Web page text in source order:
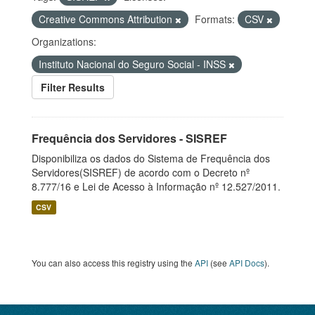
Creative Commons Attribution
Formats:
CSV
Organizations:
Instituto Nacional do Seguro Social - INSS
Filter Results
Frequência dos Servidores - SISREF
Disponibiliza os dados do Sistema de Frequência dos
Servidores(SISREF) de acordo com o Decreto nº
8.777/16 e Lei de Acesso à Informação nº 12.527/2011.
CSV
You can also access this registry using the API (see API Docs).